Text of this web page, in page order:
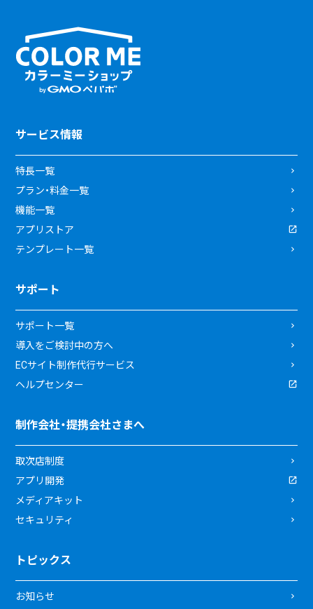
サービス情報
特長一覧
プラン・料金一覧
機能一覧
アプリストア
テンプレート一覧
サポート
サポート一覧
導入をご検討中の方へ
ECサイト制作代行サービス
ヘルプセンター
制作会社・提携会社さまへ
取次店制度
アプリ開発
メディアキット
セキュリティ
トピックス
お知らせ